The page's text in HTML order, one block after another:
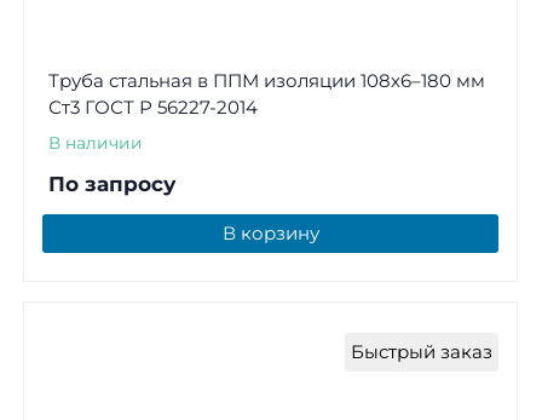
Труба стальная в ППМ изоляции 108х6–180 мм
Ст3 ГОСТ Р 56227-2014
В наличии
По запросу
В корзину
Быстрый заказ